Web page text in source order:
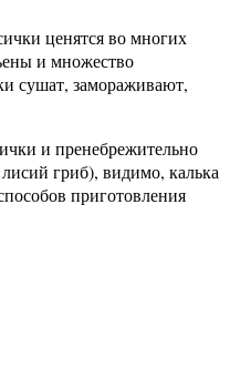
ценятся во многих
и множество
сушат, замораживают,
и пренебрежительно
гриб), видимо, калька
приготовления